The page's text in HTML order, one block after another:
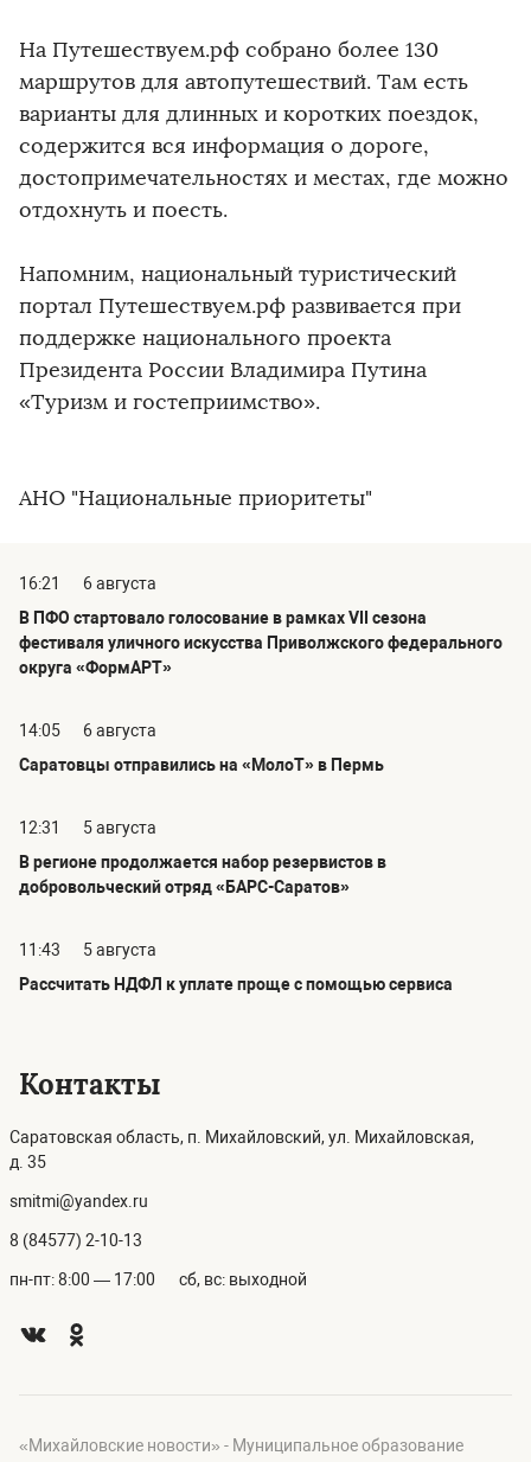
На Путешествуем.рф собрано более 130
маршрутов для автопутешествий. Там есть
варианты для длинных и коротких поездок,
содержится вся информация о дороге,
достопримечательностях и местах, где можно
отдохнуть и поесть.
Напомним, национальный туристический
портал Путешествуем.рф развивается при
поддержке национального проекта
Президента России Владимира Путина
«Туризм и гостеприимство».
АНО "Национальные приоритеты"
16:21
6 августа
В ПФО стартовало голосование в рамках VII сезона
фестиваля уличного искусства Приволжского федерального
округа «ФормАРТ»
14:05
6 августа
Саратовцы отправились на «МолоТ» в Пермь
12:31
5 августа
В регионе продолжается набор резервистов в
добровольческий отряд «БАРС-Саратов»
11:43
5 августа
Рассчитать НДФЛ к уплате проще с помощью сервиса
Контакты
Саратовская область, п. Михайловский, ул. Михайловская,
д. 35
smitmi@yandex.ru
8 (84577) 2-10-13
пн-пт: 8:00 — 17:00 сб, вс: выходной
«Михайловские новости» - Муниципальное образование